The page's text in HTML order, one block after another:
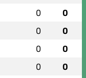
0 0
0 0
0 0
0 0